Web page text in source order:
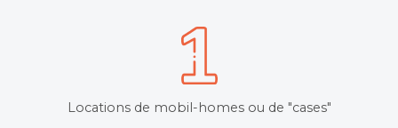
Locations de mobil-homes ou de "cases"